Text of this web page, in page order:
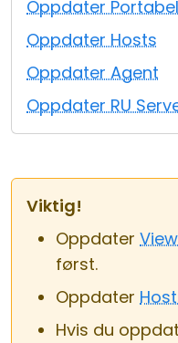
Oppdater
Oppdater Hosts
Oppdater Agent
Oppdater RU
Viktig!
Oppdater
først.
Oppdater
Hvis du
Sky- og lokal